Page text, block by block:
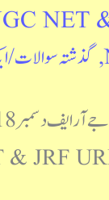
NET
,گذشتہ سوالات/